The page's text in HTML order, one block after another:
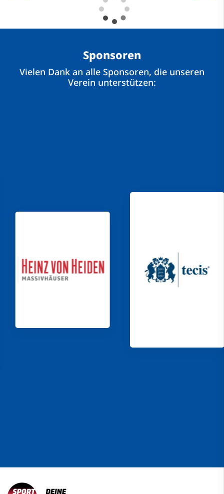
Sponsoren
Vielen Dank an alle Sponsoren, die unseren
Verein unterstützen: